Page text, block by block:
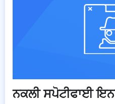
ਨਕਲੀ ਸਪੋਟੀਫਾਈ